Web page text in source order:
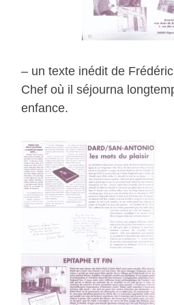
– un texte inédit de
Chef où il séjourna
enfance.